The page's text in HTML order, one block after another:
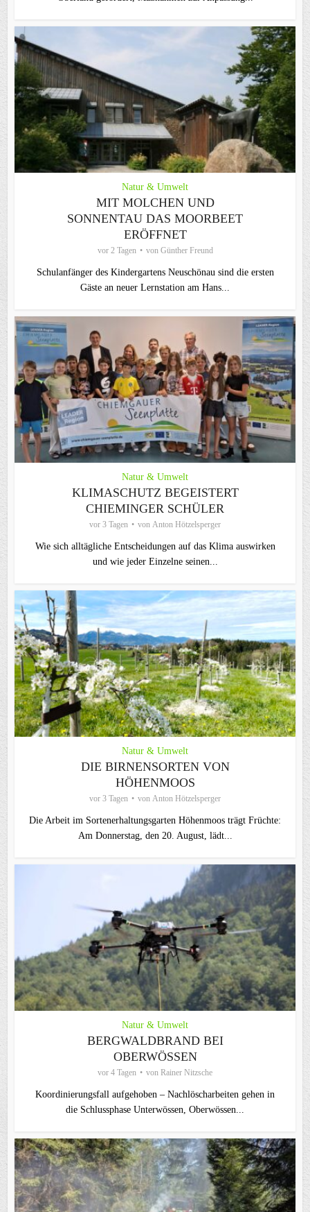
Natur & Umwelt
MIT MOLCHEN UND
SONNENTAU DAS MOORBEET
ERÖFFNET
vor 2 Tagen von Günther Freund
Schulanfänger des Kindergartens Neuschönau sind die ersten
Gäste an neuer Lernstation am Hans...
Natur & Umwelt
KLIMASCHUTZ BEGEISTERT
CHIEMINGER SCHÜLER
vor 3 Tagen von Anton Hötzelsperger
Wie sich alltägliche Entscheidungen auf das Klima auswirken
und wie jeder Einzelne seinen...
Natur & Umwelt
DIE BIRNENSORTEN VON
HÖHENMOOS
vor 3 Tagen von Anton Hötzelsperger
Die Arbeit im Sortenerhaltungsgarten Höhenmoos trägt Früchte:
Am Donnerstag, den 20. August, lädt...
Natur & Umwelt
BERGWALDBRAND BEI
OBERWÖSSEN
vor 4 Tagen von Rainer Nitzsche
Koordinierungsfall aufgehoben – Nachlöscharbeiten gehen in
die Schlussphase Unterwössen, Oberwössen...